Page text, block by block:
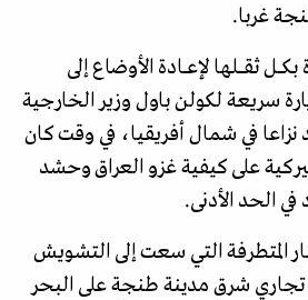
غربا.
ثقــــلها لإعـــادة الأوضاع إلى
سريعة لكولن باول وزير الخارجية
نزاعا في شمال أفريقيا، في وقت كان
على كيفية غزو العراق وحشد
في الحد الأدنى.
المتطرفة التي سعت إلى التشويش
تجاري شرق مدينة طنجة على البحر